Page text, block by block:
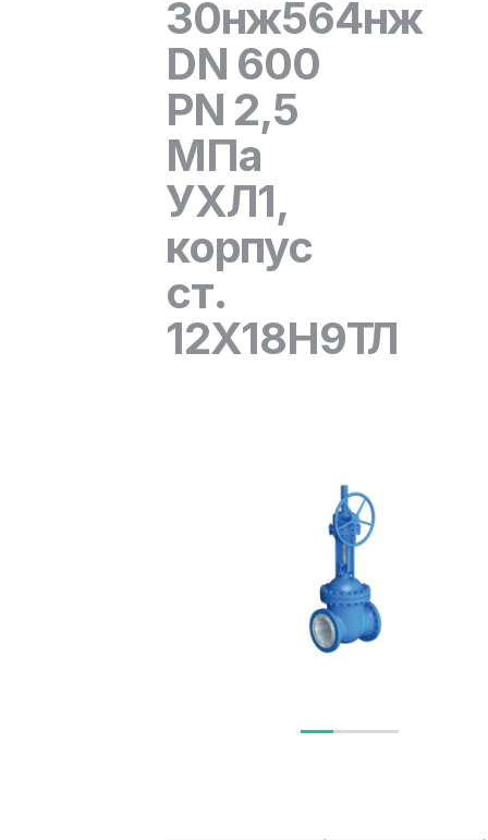
30нж564нж
DN 600
PN 2,5
МПа
УХЛ1,
корпус
ст.
12Х18Н9ТЛ